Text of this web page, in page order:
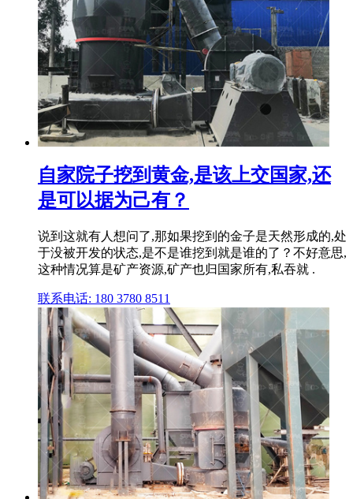
自家院子挖到黄金,是该上交国家,还
是可以据为己有？
说到这就有人想问了,那如果挖到的金子是天然形成的,处
于没被开发的状态,是不是谁挖到就是谁的了？不好意思,
这种情况算是矿产资源,矿产也归国家所有,私吞就 .
联系电话: 180 3780 8511